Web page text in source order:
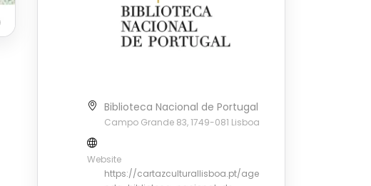
Biblioteca Nacional de Portugal
Campo Grande 83, 1749-081 Lisboa
Website
https://cartazculturallisboa.pt/age